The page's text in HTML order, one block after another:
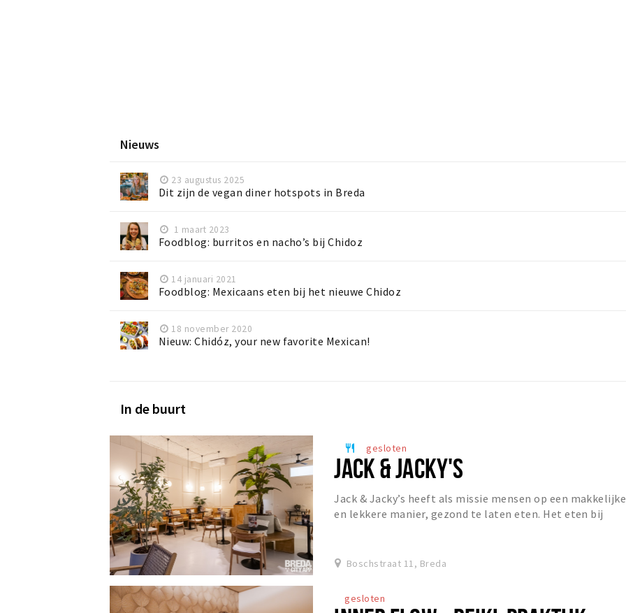
Nieuws
23 augustus 2025
Dit zijn de vegan diner hotspots in Breda
1 maart 2023
Foodblog: burritos en nacho’s bij Chidoz
14 januari 2021
Foodblog: Mexicaans eten bij het nieuwe Chidoz
18 november 2020
Nieuw: Chidóz, your new favorite Mexican!
In de buurt
restaurant gesloten
JACK & JACKY'S
Jack & Jacky’s heeft als missie mensen op een makkelijke
en lekkere manier, gezond te laten eten. Het eten bij
Boschstraat 11, Breda
gesloten